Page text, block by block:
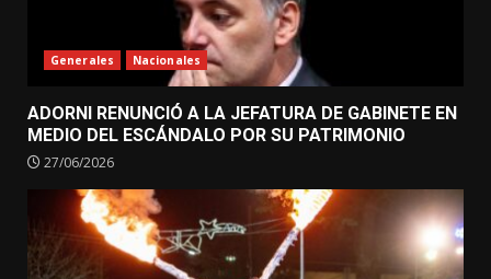
Generales Nacionales
ADORNI RENUNCIÓ A LA JEFATURA DE GABINETE EN
MEDIO DEL ESCÁNDALO POR SU PATRIMONIO
27/06/2026